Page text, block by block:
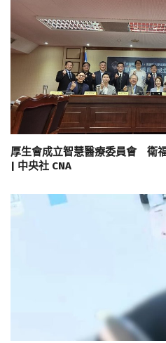
厚生會成立智慧醫療委員會 衛
| 中央社 CNA